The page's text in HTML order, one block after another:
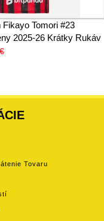
Tomori #23
2025-26 Krátky Rukáv
Tovaru